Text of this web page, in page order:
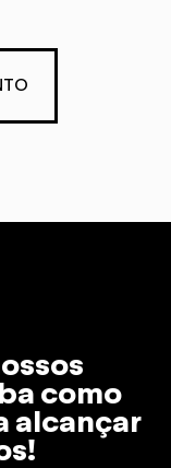
como
alcançar